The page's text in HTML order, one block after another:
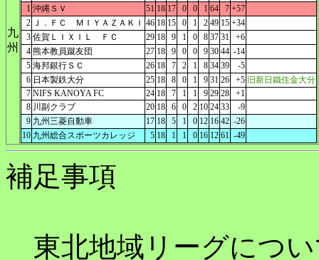
九
州
1 沖縄ＳＶ 51 18 17 0 0 1 64 7 +57
2 Ｊ．ＦＣ ＭＩＹＡＺＡＫＩ 46 18 15 0 1 2 49 15 +34
3 佐賀ＬＩＸＩＬ ＦＣ 29 18 9 1 0 8 37 31
+6
4 熊本教員蹴友団 27 18 9 0 0 9 30 44 -14
5 海邦銀行ＳＣ 26 18 7 2 1 8 34 39
-5
6 日本製鉄大分 25 18 8 0 1 9 31 26 +5 旧新日鐵住金大分
7 NIFS KANOYA FC 24 18 7 1 1 9 29 28
+1
8 川副クラブ 20 18 6 0 2 10 24 33
-9
9 九州三菱自動車 17 18 5 1 0 12 16 42 -26
10 九州総合スポーツカレッジ 5 18 1 1 0 16 12 61 -49
補足事項
東北地域リーグにつ